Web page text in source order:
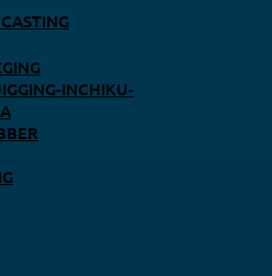
INCHIKU-